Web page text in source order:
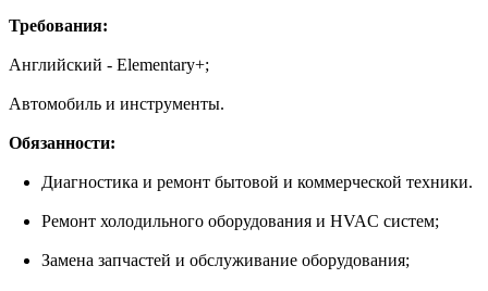
Требования:
Английский - Elementary+;
Автомобиль и инструменты.
Обязанности:
Диагностика и ремонт бытовой и коммерческой техники.
Ремонт холодильного оборудования и HVAC систем;
Замена запчастей и обслуживание оборудования;